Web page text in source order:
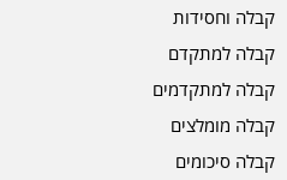
קבלה וחסידות
קבלה למתקדם
קבלה למתקדמים
קבלה מומלצים
קבלה סיכומים